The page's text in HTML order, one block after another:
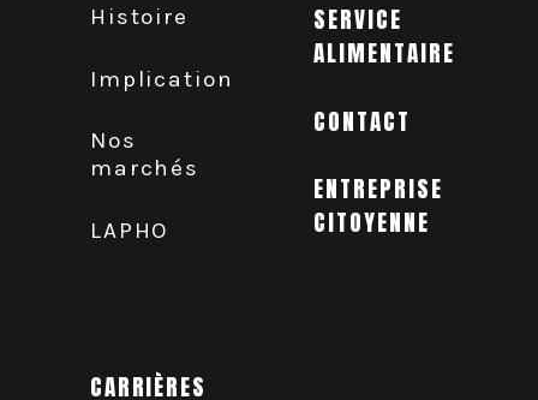
Histoire
Implication
Nos
marchés
LAPHO
CARRIÈRES
SERVICE
ALIMENTAIRE
CONTACT
ENTREPRISE
CITOYENNE